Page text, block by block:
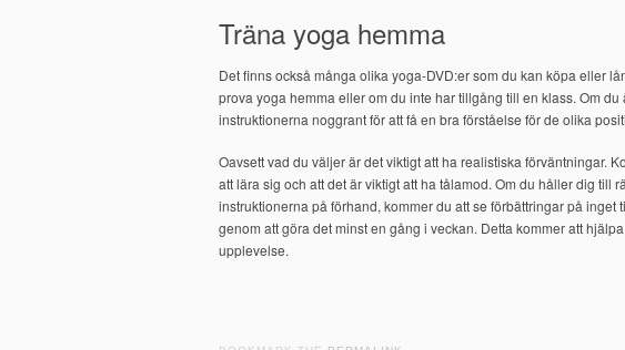
Träna yoga hemma
Det finns också många olika yoga-DVD:er som du kan köpa eller
prova yoga hemma eller om du inte har tillgång till en klass. Om
instruktionerna noggrant för att få en bra förståelse för de olika
Oavsett vad du väljer är det viktigt att ha realistiska förväntningar.
att lära sig och att det är viktigt att ha tålamod. Om du håller dig till
instruktionerna på förhand, kommer du att se förbättringar på inget
genom att göra det minst en gång i veckan. Detta kommer att
upplevelse.